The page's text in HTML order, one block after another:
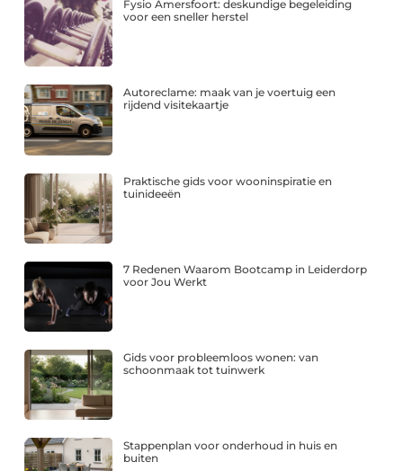
Fysio Amersfoort: deskundige begeleiding
voor een sneller herstel
Autoreclame: maak van je voertuig een
rijdend visitekaartje
Praktische gids voor wooninspiratie en
tuinideeën
7 Redenen Waarom Bootcamp in Leiderdorp
voor Jou Werkt
Gids voor probleemloos wonen: van
schoonmaak tot tuinwerk
Stappenplan voor onderhoud in huis en
buiten